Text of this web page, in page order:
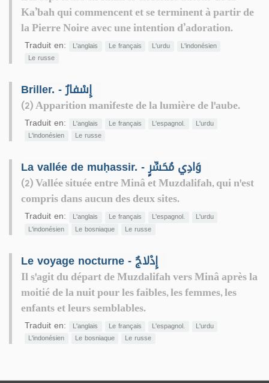
Ka’bah qui commencent et se terminent à partir de
la Pierre Noire avec une intention d’adoration.
Traduit en: L'anglais Le français L'urdu
L'indonésien
Le russe
Briller. - إِسْفارٌ
(2) Apparition manifeste de la lumière de l'aube.
Traduit en: L'anglais Le français L'espagnol.
L'urdu
L'indonésien
Le russe
La vallée de muḥassir. - وَادِي مُحَسِّرٍ
(2) Vallée située entre Minâ et Muzdalifah, qui n'est
compris dans aucun des deux sites.
Traduit en: L'anglais Le français L'espagnol.
L'urdu
L'indonésien
Le bosniaque Le russe
Le voyage nocturne - إِدْلاجٌ
Il s'agit du départ de Muzdalifah vers Minâ après la
moitié de la nuit pour les faibles, les femmes, les
enfants et leurs semblables.
Traduit en: L'anglais Le français L'espagnol.
L'urdu
L'indonésien
Le bosniaque Le russe